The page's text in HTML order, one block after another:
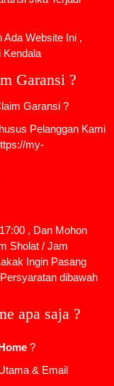
Website Ini ,
Kendala
Garansi ?
Garansi ?
Pelanggan Kami
my-
, Dan Mohon
Sholat / Jam
Ingin Pasang
dibawah
apa saja ?
?
& Email